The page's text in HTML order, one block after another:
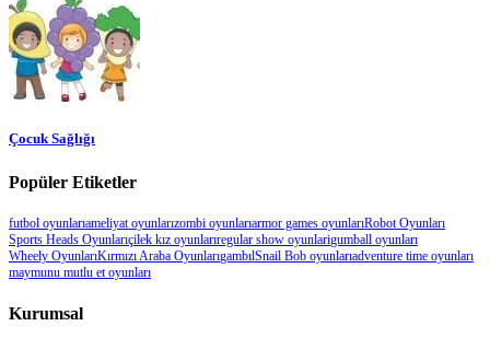
Çocuk Sağlığı
Popüler Etiketler
futbol oyunlarıameliyat oyunlarızombi oyunlarıarmor games oyunlarıRobot Oyunları
Sports Heads Oyunlarıçilek kız oyunlarıregular show oyunlarigumball oyunları
Wheely OyunlarıKırmızı Araba OyunlarıgambılSnail Bob oyunlarıadventure time oyunları
maymunu mutlu et oyunları
Kurumsal